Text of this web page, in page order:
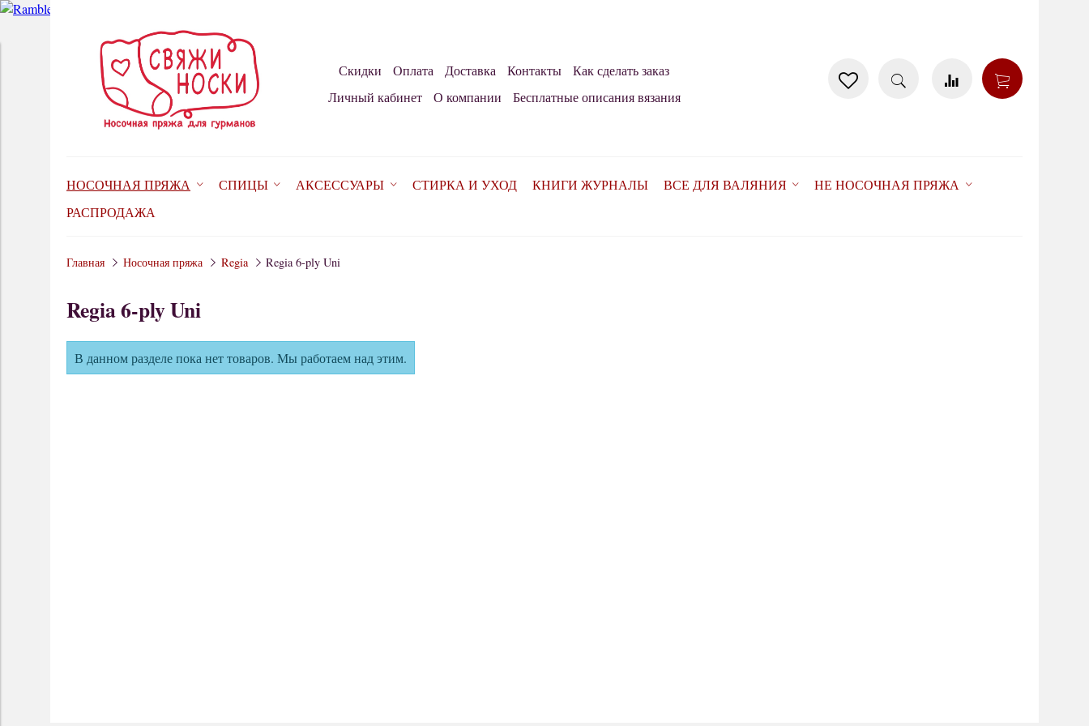
Скидки Оплата Доставка Контакты
Как сделать заказ
Личный кабинет
О компании Бесплатные описания вязания
НОСОЧНАЯ ПРЯЖА СПИЦЫ АКСЕССУАРЫ СТИРКА И УХОД КНИГИ ЖУРНАЛЫ ВСЕ ДЛЯ ВАЛЯНИЯ
НЕ НОСОЧНАЯ ПРЯЖА
РАСПРОДАЖА
Главная Носочная пряжа Regia Regia 6-ply Uni
Regia 6-ply Uni
В данном разделе пока нет товаров. Мы работаем над этим.